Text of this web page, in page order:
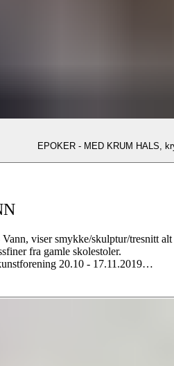
EPOKER - MED KRUM HALS,
viser smykke/skulptur/tresnitt alt
fra gamle skolestoler.
20.10 - 17.11.2019…